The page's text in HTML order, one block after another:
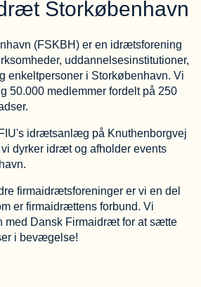
Storkøbenhavn
(FSKBH) er en idrætsforening
uddannelsesinstitutioner,
enkeltpersoner i Storkøbenhavn. Vi
50.000 medlemmer fordelt på 250
idrætsanlæg på Knuthenborgvej
dyrker idræt og afholder events
firmaidrætsforeninger er vi en del
er firmaidrættens forbund. Vi
med Dansk Firmaidræt for at sætte
i bevægelse!